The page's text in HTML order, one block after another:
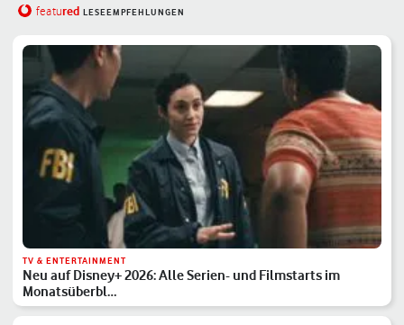
featured LESEEMPFEHLUNGEN
TV & ENTERTAINMENT
Neu auf Disney+ 2026: Alle Serien- und Filmstarts im
Monatsüberbl…